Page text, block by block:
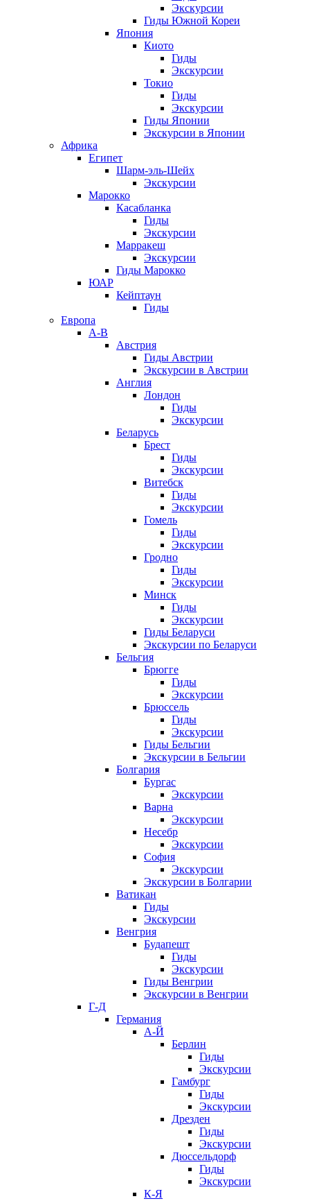
Экскурсии
Гиды Южной Кореи
Япония
Киото
Гиды
Экскурсии
Токио
Гиды
Экскурсии
Гиды Японии
Экскурсии в Японии
Африка
Египет
Шарм-эль-Шейх
Экскурсии
Марокко
Касабланка
Гиды
Экскурсии
Марракеш
Экскурсии
Гиды Марокко
ЮАР
Кейптаун
Гиды
Европа
А-В
Австрия
Гиды Австрии
Экскурсии в Австрии
Англия
Лондон
Гиды
Экскурсии
Беларусь
Брест
Гиды
Экскурсии
Витебск
Гиды
Экскурсии
Гомель
Гиды
Экскурсии
Гродно
Гиды
Экскурсии
Минск
Гиды
Экскурсии
Гиды Беларуси
Экскурсии по Беларуси
Бельгия
Брюгге
Гиды
Экскурсии
Брюссель
Гиды
Экскурсии
Гиды Бельгии
Экскурсии в Бельгии
Болгария
Бургас
Экскурсии
Варна
Экскурсии
Несебр
Экскурсии
София
Экскурсии
Экскурсии в Болгарии
Ватикан
Гиды
Экскурсии
Венгрия
Будапешт
Гиды
Экскурсии
Гиды Венгрии
Экскурсии в Венгрии
Г-Д
Германия
А-Й
Берлин
Гиды
Экскурсии
Гамбург
Гиды
Экскурсии
Дрезден
Гиды
Экскурсии
Дюссельдорф
Гиды
Экскурсии
К-Я